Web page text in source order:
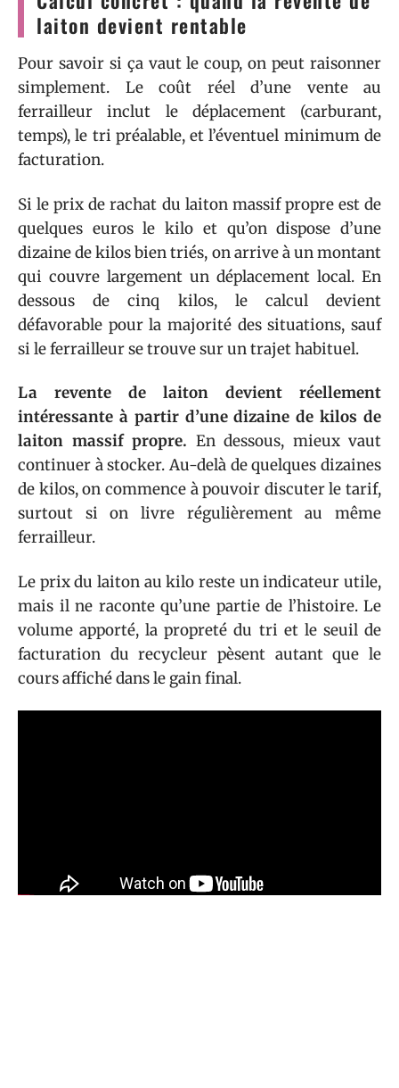
laiton devient rentable
Pour savoir si ça vaut le coup, on peut raisonner
simplement. Le coût réel d’une vente au
ferrailleur inclut le déplacement (carburant,
temps), le tri préalable, et l’éventuel minimum de
facturation.
Si le prix de rachat du laiton massif propre est de
quelques euros le kilo et qu’on dispose d’une
dizaine de kilos bien triés, on arrive à un montant
qui couvre largement un déplacement local. En
dessous de cinq kilos, le calcul devient
défavorable pour la majorité des situations, sauf
si le ferrailleur se trouve sur un trajet habituel.
La revente de laiton devient réellement
intéressante à partir d’une dizaine de kilos de
laiton massif propre. En dessous, mieux vaut
continuer à stocker. Au-delà de quelques dizaines
de kilos, on commence à pouvoir discuter le tarif,
surtout si on livre régulièrement au même
ferrailleur.
Le prix du laiton au kilo reste un indicateur utile,
mais il ne raconte qu’une partie de l’histoire. Le
volume apporté, la propreté du tri et le seuil de
facturation du recycleur pèsent autant que le
cours affiché dans le gain final.